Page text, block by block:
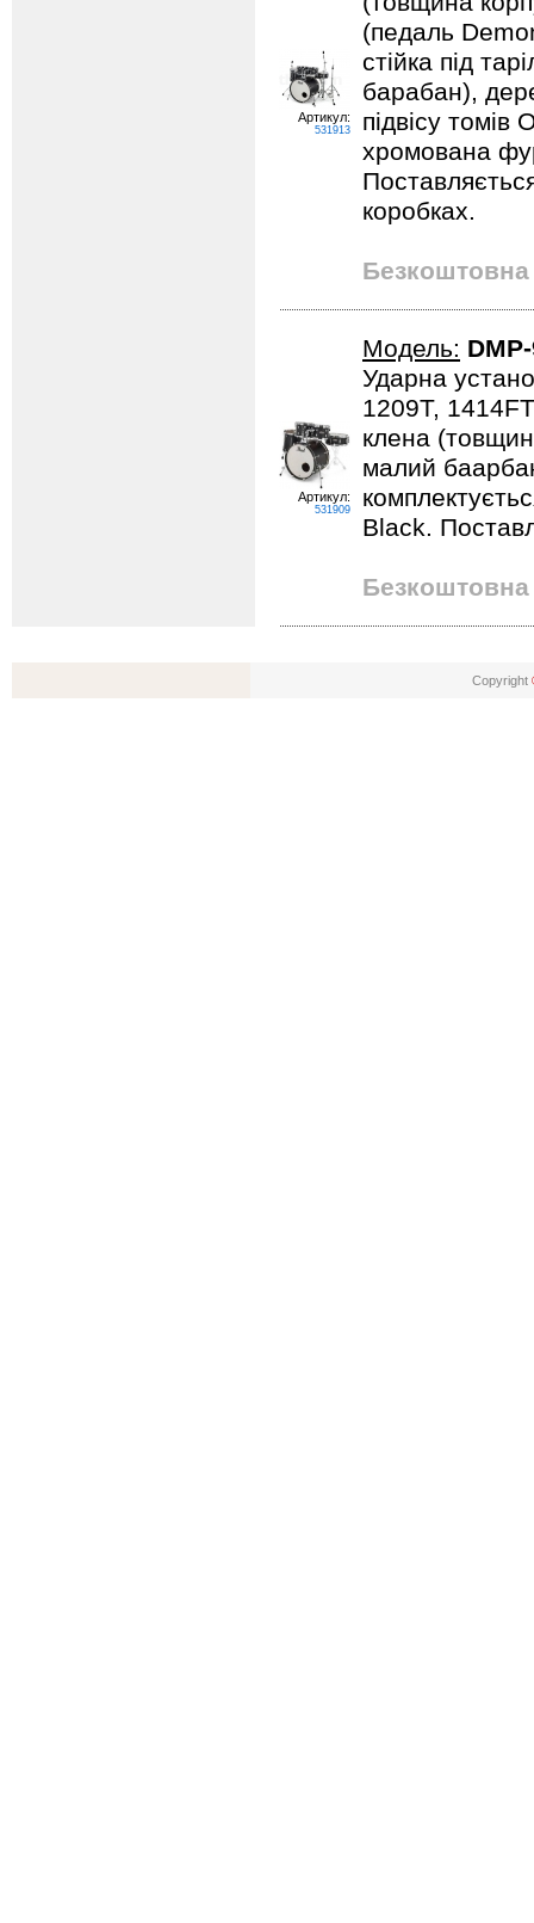
Артикул:
531913
(педаль
стійка під
барабан),
підвісу
хромована
коробках.
Безкоштовна
Артикул:
531909
Модель:
Ударна
1209T,
клена
малий
Black.
Безкоштовна
Copyright